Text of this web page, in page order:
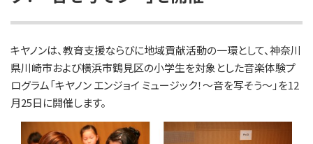
キヤノンは、教育支援ならびに地域貢献活動の一環として、神奈川
県川崎市および横浜市鶴見区の小学生を対象とした音楽体験プ
ログラム「キヤノン エンジョイ ミュージック！～音を写そう～」を12
月25日に開催します。